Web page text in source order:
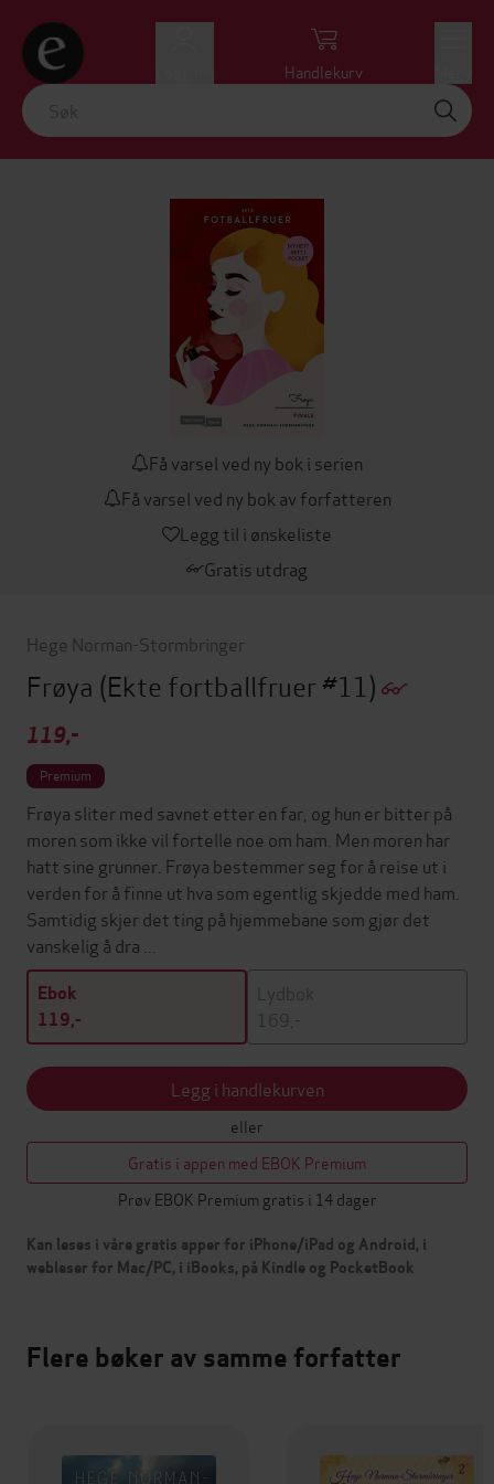
Handlekurv
Få varsel ved ny bok i serien
Få varsel ved ny bok av forfatteren
Legg til i ønskeliste
Gratis utdrag
Hege Norman-Stormbringer
Frøya (Ekte fortballfruer #11)
119,-
Premium
Frøya sliter med savnet etter en far, og hun er bitter på
moren som ikke vil fortelle noe om ham. Men moren har
hatt sine grunner. Frøya bestemmer seg for å reise ut i
verden for å finne ut hva som egentlig skjedde med ham.
Samtidig skjer det ting på hjemmebane som gjør det
vanskelig å dra ...
Ebok
119,-
Lydbok
169,-
Legg i handlekurven
eller
Gratis i appen med EBOK Premium
Prøv EBOK Premium gratis i 14 dager
Kan leses i våre gratis apper for iPhone/iPad og Android, i
webleser for Mac/PC, i iBooks, på Kindle og PocketBook
Flere bøker av samme forfatter